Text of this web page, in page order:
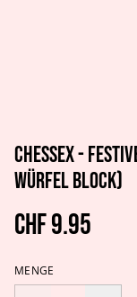
Chessex -
Würfel Block)
CHF 9.95
MENGE